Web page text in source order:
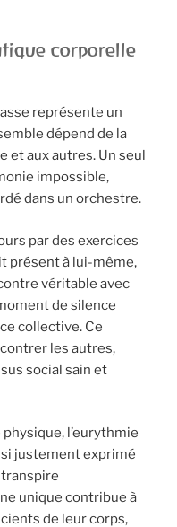
corporelle
représente un
dépend de la
et aux autres. Un seul
impossible,
dans un orchestre.
par des exercices
présent à lui-même,
véritable avec
de silence
collective. Ce
les autres,
social sain et
l’eurythmie
si justement exprimé
transpire
unique contribue à
de leur corps,